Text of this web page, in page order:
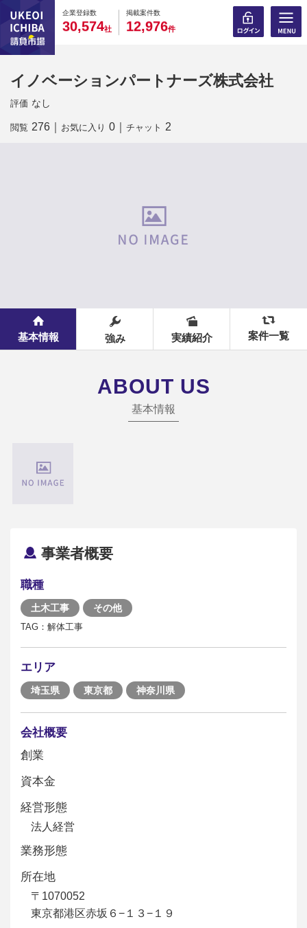
企業登録数
0
3
0
0,
0
5
0
74社
掲載案件数
0
1
0
2,
0
9
0
76件
イノベーションパートナーズ株式会社
評価 なし
閲覧 276 お気に入り 0 チャット 2
基本情報 強み 実績紹介 案件一覧
ABOUT US
基本情報
事業者概要
職種
土木工事 その他
TAG：解体工事
エリア
埼玉県 東京都 神奈川県
会社概要
創業
資本金
経営形態
法人経営
業務形態
所在地
〒1070052
東京都港区赤坂６−１３−１９